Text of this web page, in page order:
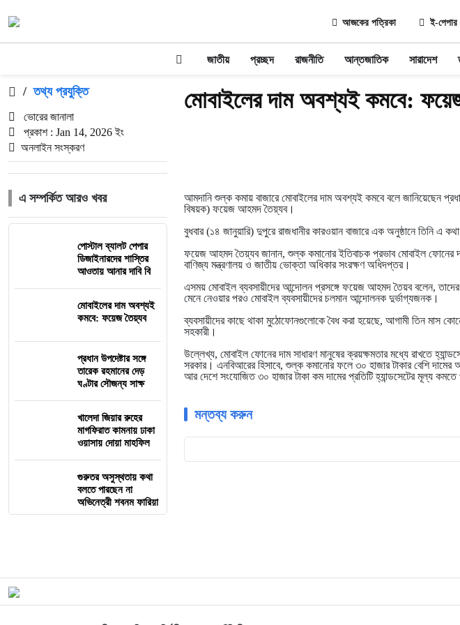
আজকের পত্রিকা ই-পেপার
জাতীয় প্রচ্ছদ রাজনীতি আন্তজাতিক সারাদেশ
/ তথ্য প্রযুক্তি
ভোরের জানালা
প্রকাশ : Jan 14, 2026 ইং
অনলাইন সংস্করণ
এ সম্পর্কিত আরও খবর
পোস্টাল ব্যালট পেপার
ডিজাইনারদের শাস্তির
আওতায় আনার দাবি বি
মোবাইলের দাম অবশ্যই
কমবে: ফয়েজ তৈয়্যব
প্রধান উপদেষ্টার সঙ্গে
তারেক রহমানের দেড়
ঘণ্টার সৌজন্য সাক্ষ
খালেদা জিয়ার রুহের
মাগফিরাত কামনায় ঢাকা
ওয়াসায় দোয়া মাহফিল
গুরুতর অসুস্থতায় কথা
বলতে পারছেন না
অভিনেত্রী শবনম ফারিয়া
মোবাইলের দাম অবশ্যই কমবে:
আমদানি শুল্ক কমায় বাজারে মোবাইলের দাম অবশ্যই কমবে বলে জানিয়েছেন
বিষয়ক) ফয়েজ আহমদ তৈয়্যব।
বুধবার (১৪ জানুয়ারি) দুপুরে রাজধানীর কারওয়ান বাজারে এক অনুষ্ঠানে তিনি এ
ফয়েজ আহমদ তৈয়্যব জানান, শুল্ক কমানোর ইতিবাচক প্রভাব মোবাইল ফোনের
বাণিজ্য মন্ত্রণালয় ও জাতীয় ভোক্তা অধিকার সংরক্ষণ অধিদপ্তর।
এসময় মোবাইল ব্যবসায়ীদের আন্দোলন প্রসঙ্গে ফয়েজ আহমদ তৈয়ব বলেন, তাদের
মেনে নেওয়ার পরও মোবাইল ব্যবসায়ীদের চলমান আন্দোলনক দুর্ভাগ্যজনক।
ব্যবসায়ীদের কাছে থাকা মুঠোফোনগুলোকে বৈধ করা হয়েছে, আগামী তিন মাস
সহকারী।
উল্লেখ্য, মোবাইল ফোনের দাম সাধারণ মানুষের ক্রয়ক্ষমতার মধ্যে রাখতে
সরকার। এনবিআরের হিসাবে, শুল্ক কমানোর ফলে ৩০ হাজার টাকার বেশি দামের
আর দেশে সংযোজিত ৩০ হাজার টাকা কম দামের প্রতিটি হ্যান্ডসেটের মূল্য কমতে
মন্তব্য করুন